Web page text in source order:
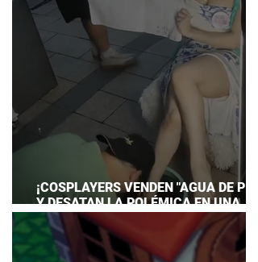
¡COSPLAYERS VENDEN "AGUA DE
Y DESATAN LA POLÉMICA EN UNA
CONVENCIÓN DE ANIME!